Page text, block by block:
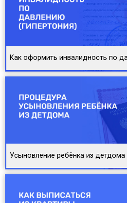
Как оформить инвалидность по
Усыновление ребёнка из детдома